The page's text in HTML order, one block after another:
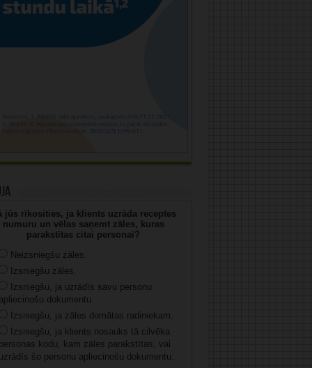
jūs rīkosities, ja klients uzrāda receptes
numuru un vēlas saņemt zāles, kuras
parakstītas citai personai?
Neizsniegšu zāles.
Izsniegšu zāles.
Izsniegšu, ja uzrādīs savu personu
dokumentu.
Izsniegšu, ja zāles domātas radiniekam.
Izsniegšu, ja klients nosauks tā cilvēka
kodu, kam zāles parakstītas, vai
šo personu apliecinošu dokumentu.